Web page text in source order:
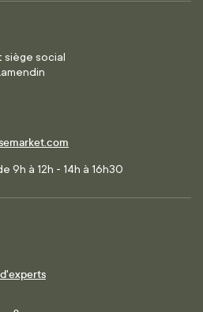
siège social
9h à 12h - 14h à 16h30